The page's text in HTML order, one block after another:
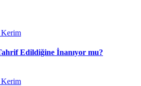
Kerim
Edildiğine İnanıyor mu?
Kerim